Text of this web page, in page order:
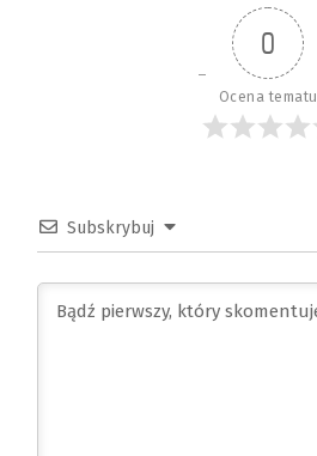
0
Ocena tematu
Subskrybuj